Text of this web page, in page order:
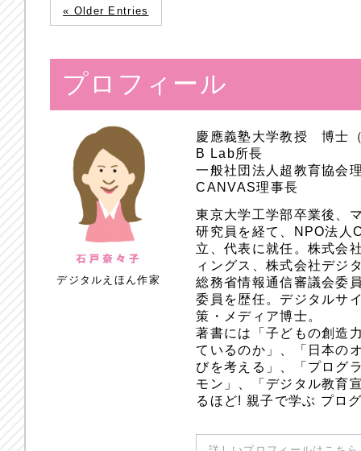
« Older Entries
プロフィール
デジタルえほん作家
慶應義塾大学教授 博士
B Lab所長
一般社団法人超教育協会
CANVAS理事長
東京大学工学部卒業後、
研究員を経て、NPO法人
立、代表に就任。株式会
ィングス、株式会社デジ
総務省情報通信審議会委
委員を歴任。デジタルサ
策・メディア博士。
著書には「子どもの創造
ているのか」、「日本の
びを考える」、「プログ
モン」、「デジタル教育
るほど! 親子で学ぶ プロ